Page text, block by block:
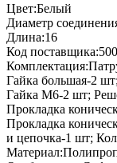
Цвет:Белый
Диаметр
Длина:16
Код
Гайка большая-2
Гайка М6-2 шт;
Прокладка
Прокладка
и цепочка-1 шт;